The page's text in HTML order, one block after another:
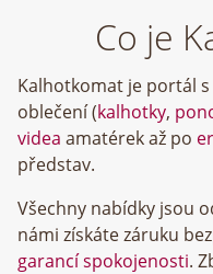
Co je
Kalhotkomat je portál s
oblečení (kalhotky,
videa amatérek až po
představ.
Všechny nabídky jsou
námi získáte záruku
garancí spokojenosti.